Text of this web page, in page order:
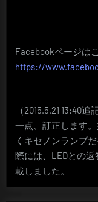
Facebookページは
https://
（2015.5.21 13:40追記
一点、訂正します
くキセノンランプ
際には、LEDとの
載しました。